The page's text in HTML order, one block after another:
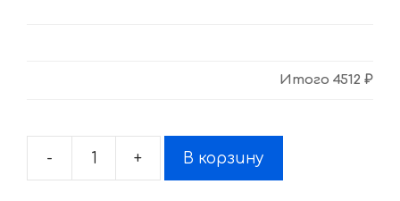
Итого 4512 ₽
-
Количество
+ В корзину